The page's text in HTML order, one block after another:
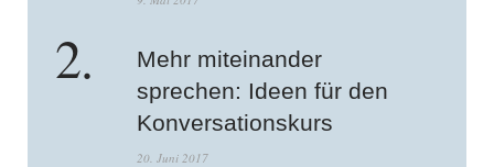
Mehr miteinander
sprechen: Ideen für den
Konversationskurs
20. Juni 2017